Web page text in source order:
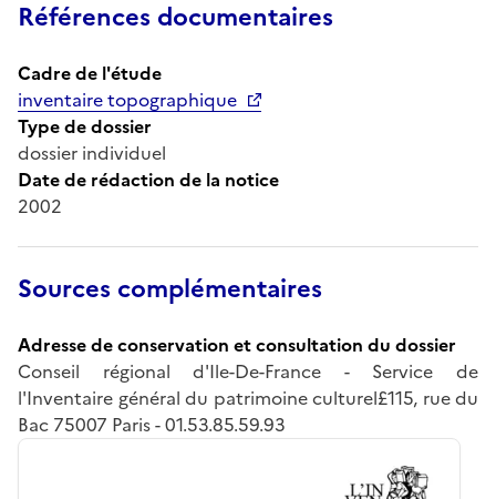
Références documentaires
Cadre de l'étude
inventaire topographique
Type de dossier
dossier individuel
Date de rédaction de la notice
2002
Sources complémentaires
Adresse de conservation et consultation du dossier
Conseil régional d'Ile-De-France - Service de
l'Inventaire général du patrimoine culturel£115, rue du
Bac 75007 Paris - 01.53.85.59.93